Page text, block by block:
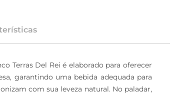
Terras Del Rei é elaborado para oferecer
garantindo uma bebida adequada para
com sua leveza natural. No paladar,